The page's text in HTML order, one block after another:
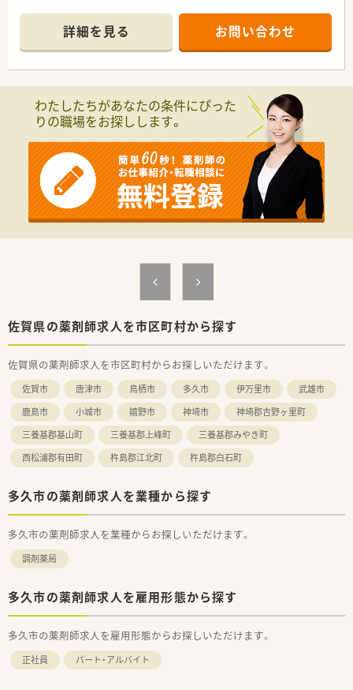
【求人情報について】
■正社員の勤務薬剤師としてお迎えする求人であり、これまでの
ご経験やスキルを最大限に考慮して待遇を決定いたします。
■お若く物腰の柔らかい代表が経営しており、スタッフの働きや
すさを最優先に考えた様々な制度を整えている法人です。
■赴任費用は上限10万円まで支給されるほか、1人暮らしの方を
対象として上限5万円までの家賃補助制度も完備しています。
■現在在宅は行っていませんが、将来的に在宅にも携われる方歓
迎です。
■薬局未経験の方も歓迎です。スキルにあった研修が整ってい
ます。
■佐賀県を中心に、福岡県、熊本県、長崎県、関東エリアに80店舗
以上展開している創業100年を超える老舗企業です。
■今後の業界の方向性を見据えた先進性のある企業です。「ダイ
レクトテレフォン」「トレーシングレポート」「24Hお薬電話相
談」「過誤防止システム全店導入」「ローソンと併設した店舗作
り」等対物から対人業務への移行、また処方箋だけに頼らない薬
局作りを行っております。
■薬局としてだけでなく色んな角度から地域に貢献すべく、福祉
事業や保育園などの事業も行っております。
■「子育てサポート企業」として、厚生労働大臣の認定を受けた
証でかつ継続的な促進をしている「プラチナくるみんマーク」の
めヘルプや異動の際も勤務しやすい環境です。
■パートの方も勤務実績に準じて法定通りの有給休暇がござい
＜学べる研修制度＞
■外来がん認定薬剤師や漢方専門薬剤師も在籍しています。
■外来がん認定、糖尿病や在宅をケアする専門薬剤師を育てるプ
ロジェクトを開始し、勉強会や社内研修、学会参加、病院研修な
ど、様々な活動を行っています。
■オンラインにて朝8:00～8:15から30分実施。家事や通勤中な
ど「ながら研修」で参加が可能です。
修」、専属薬剤師による「漢方研修」、各店舗持ち回りで実施する
詳細を見る お問い合わせ
わたしたちがあなたの条件にぴった
りの職場をお探しします。
佐賀県の薬剤師求人を市区町村から探す
佐賀県の薬剤師求人を市区町村からお探しいただけます。
佐賀市 唐津市 鳥栖市 多久市 伊万里市
武雄市
鹿島市
小城市 嬉野市 神埼市
神埼郡吉野ヶ里町
三養基郡基山町
三養基郡上峰町
三養基郡みやき町
西松浦郡有田町
杵島郡江北町 杵島郡白石町
多久市の薬剤師求人を業種から探す
多久市の薬剤師求人を業種からお探しいただけます。
調剤薬局
多久市の薬剤師求人を雇用形態から探す
多久市の薬剤師求人を雇用形態からお探しいただけます。
正社員 パート・アルバイト